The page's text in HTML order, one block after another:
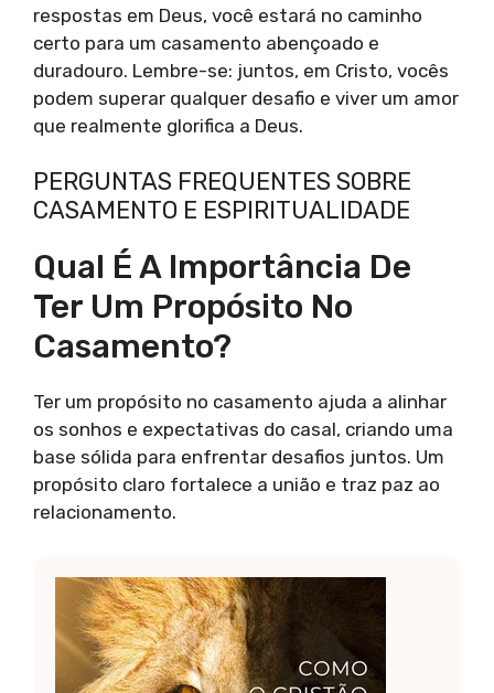
respostas em Deus, você estará no caminho
certo para um casamento abençoado e
duradouro. Lembre-se: juntos, em Cristo, vocês
podem superar qualquer desafio e viver um amor
que realmente glorifica a Deus.
PERGUNTAS FREQUENTES SOBRE
CASAMENTO E ESPIRITUALIDADE
Qual É A Importância De
Ter Um Propósito No
Casamento?
Ter um propósito no casamento ajuda a alinhar
os sonhos e expectativas do casal, criando uma
base sólida para enfrentar desafios juntos. Um
propósito claro fortalece a união e traz paz ao
relacionamento.